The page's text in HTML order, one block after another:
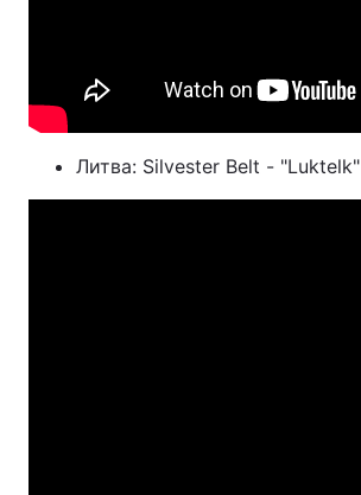
Литва: Silvester Belt - "Luktelk"